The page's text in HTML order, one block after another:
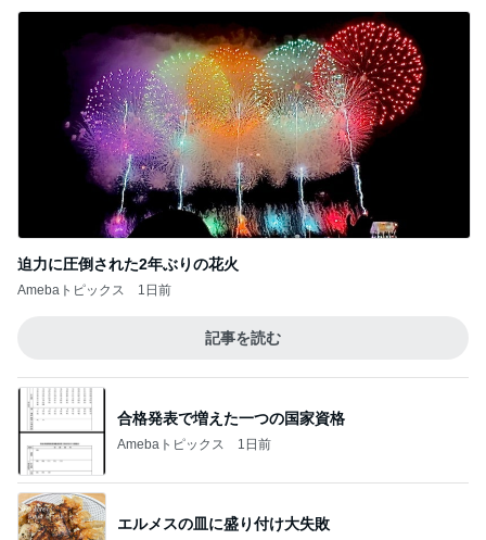
迫力に圧倒された2年ぶりの花火
Amebaトピックス 1日前
記事を読む
Amebaトピックス 1日前
エルメスの皿に盛り付け大失敗
Amebaトピックス 22時間前
薬丸 絶品ランチとコーヒーぜんざい